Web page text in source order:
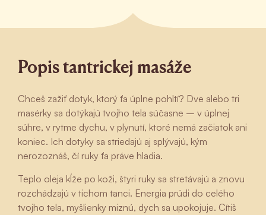
Popis tantrickej masáže
Chceš zažiť dotyk, ktorý ťa úplne pohltí? Dve alebo tri
masérky sa dotýkajú tvojho tela súčasne – v úplnej
súhre, v rytme dychu, v plynutí, ktoré nemá začiatok ani
koniec. Ich dotyky sa striedajú aj splývajú, kým
nerozoznáš, čí ruky ťa práve hladia.
Teplo oleja kĺže po koži, štyri ruky sa stretávajú a znovu
rozchádzajú v tichom tanci. Energia prúdi do celého
tvojho tela, myšlienky miznú, dych sa upokojuje. Cítiš